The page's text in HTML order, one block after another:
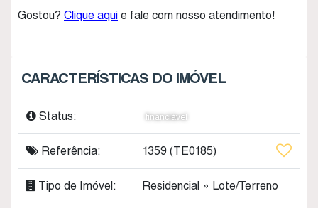
Gostou? Clique aqui e fale com nosso atendimento!
CARACTERÍSTICAS DO IMÓVEL
Status: financiável
Referência: 1359 (TE0185)
Tipo de Imóvel: Residencial » Lote/Terreno